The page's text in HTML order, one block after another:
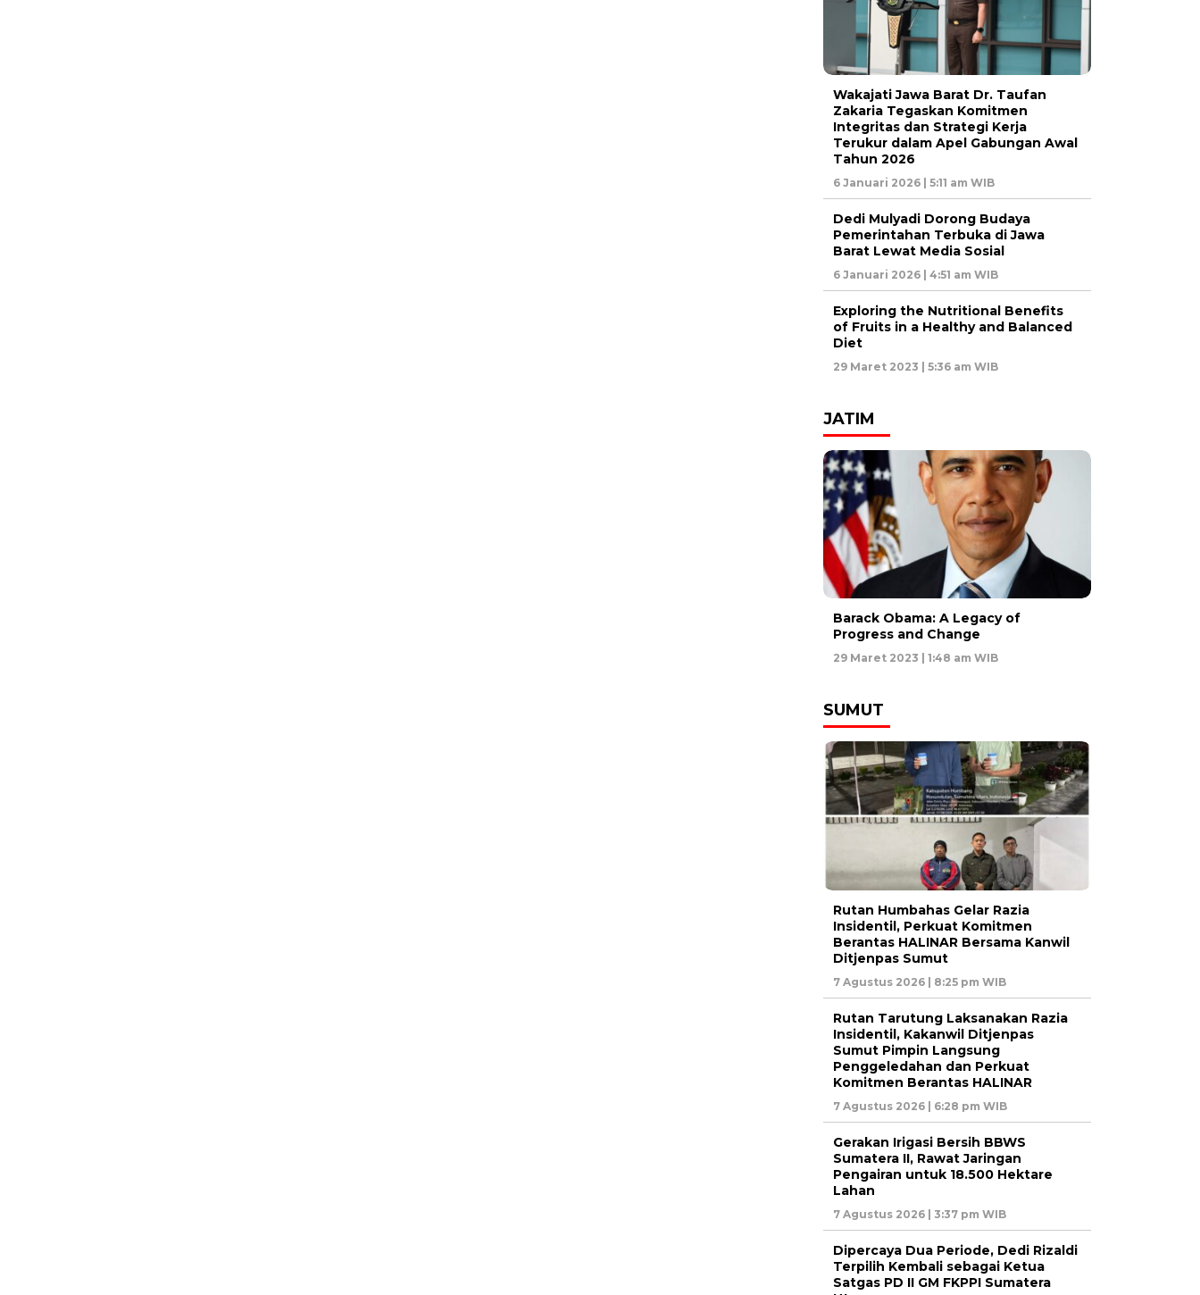
Wakajati Jawa Barat Dr. Taufan
Zakaria Tegaskan Komitmen
Integritas dan Strategi Kerja
Terukur dalam Apel Gabungan Awal
Tahun 2026
6 Januari 2026 | 5:11 am WIB
Dedi Mulyadi Dorong Budaya
Pemerintahan Terbuka di Jawa
Barat Lewat Media Sosial
6 Januari 2026 | 4:51 am WIB
Exploring the Nutritional Benefits
of Fruits in a Healthy and Balanced
Diet
29 Maret 2023 | 5:36 am WIB
JATIM
Barack Obama: A Legacy of
Progress and Change
29 Maret 2023 | 1:48 am WIB
SUMUT
Rutan Humbahas Gelar Razia
Insidentil, Perkuat Komitmen
Berantas HALINAR Bersama Kanwil
Ditjenpas Sumut
7 Agustus 2026 | 8:25 pm WIB
Rutan Tarutung Laksanakan Razia
Insidentil, Kakanwil Ditjenpas
Sumut Pimpin Langsung
Penggeledahan dan Perkuat
Komitmen Berantas HALINAR
7 Agustus 2026 | 6:28 pm WIB
Gerakan Irigasi Bersih BBWS
Sumatera II, Rawat Jaringan
Pengairan untuk 18.500 Hektare
Lahan
7 Agustus 2026 | 3:37 pm WIB
Dipercaya Dua Periode, Dedi Rizaldi
Terpilih Kembali sebagai Ketua
Satgas PD II GM FKPPI Sumatera